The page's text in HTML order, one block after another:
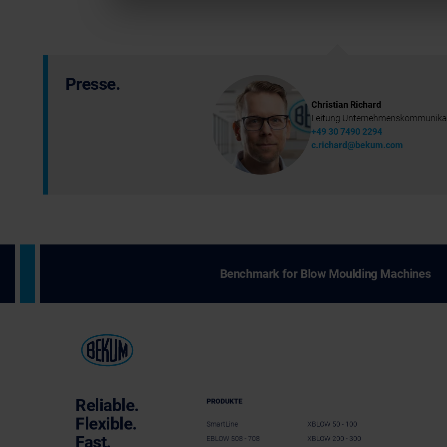
Presse.
Christian Richard
Leitung
+49 30 7490 2294
c.richard@bekum.com
Benchmark for Blow Moulding Machines
Reliable.
Flexible.
Fast.
PRODUKTE
SmartLine
EBLOW 508 - 708
XBLOW 50 - 100
XBLOW 200 - 300